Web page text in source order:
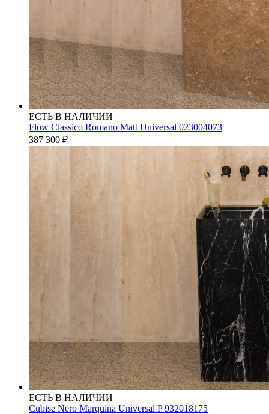
ЕСТЬ В НАЛИЧИИ
Flow Classico Romano Matt Universal 023004073
387 300 ₽
ЕСТЬ В НАЛИЧИИ
Cubise Nero Marquina Universal P 932018175